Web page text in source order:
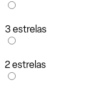
3 estrelas
2 estrelas